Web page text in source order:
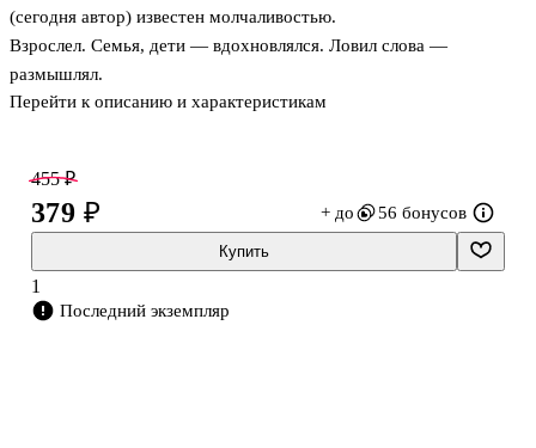
(сегодня автор) известен молчаливостью.
Взрослел. Семья, дети — вдохновлялся. Ловил слова —
размышлял.
И книга эта им составлена для нас. Для тех, кто чувствует. Для
Перейти к описанию и характеристикам
455 ₽
379 ₽ + до 56 бонусов
Купить
1
Последний экземпляр